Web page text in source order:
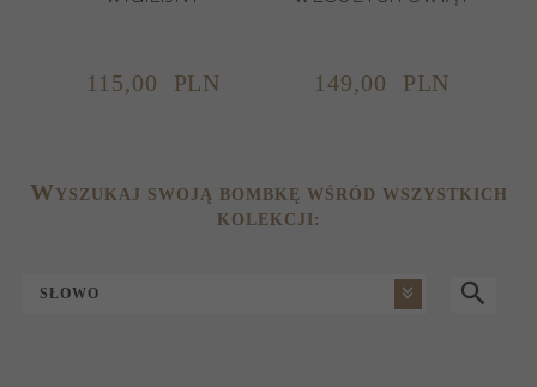
115,00 PLN 149,00 PLN
WYSZUKAJ SWOJĄ BOMBKĘ WŚRÓD WSZYSTKICH
KOLEKCJI:
SŁOWO